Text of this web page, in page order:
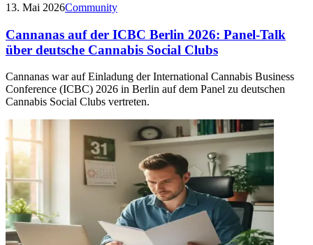
13. Mai 2026Community
Cannanas auf der ICBC Berlin 2026: Panel-Talk
über deutsche Cannabis Social Clubs
Cannanas war auf Einladung der International Cannabis Business
Conference (ICBC) 2026 in Berlin auf dem Panel zu deutschen
Cannabis Social Clubs vertreten.